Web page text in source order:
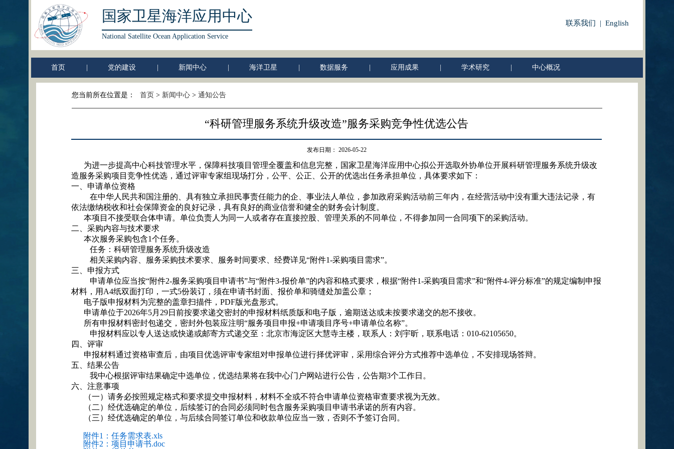
国家卫星海洋应用中心
National Satellite Ocean Application Service
联系我们 | English
首页 党的建设 新闻中心 海洋卫星 数据服务 应用成果 学术研究 中心概况
您当前所在位置是： 首页 > 新闻中心> 通知公告
“科研管理服务系统升级改造”服务采购竞争性优选公告
发布日期： 2026-05-22
为进一步提高中心科技管理水平，保障科技项目管理全覆盖和信息完整，国家卫星海洋应用中心拟公开选取外协单位开展科研管理服务系统升级改
造服务采购项目竞争性优选，通过评审专家组现场打分，公平、公正、公开的优选出任务承担单位，具体要求如下：
一、申请单位资格
在中华人民共和国注册的、具有独立承担民事责任能力的企、事业法人单位，参加政府采购活动前三年内，在经营活动中没有重大违法记录，有
依法缴纳税收和社会保障资金的良好记录，具有良好的商业信誉和健全的财务会计制度。
本项目不接受联合体申请。单位负责人为同一人或者存在直接控股、管理关系的不同单位，不得参加同一合同项下的采购活动。
二、采购内容与技术要求
本次服务采购包含1个任务。
任务：科研管理服务系统升级改造
相关采购内容、服务采购技术要求、服务时间要求、经费详见“附件1-采购项目需求”。
三、申报方式
申请单位应当按“附件2-服务采购项目申请书”与“附件3-报价单”的内容和格式要求，根据“附件1-采购项目需求”和“附件4-评分标准”的规定编制申报
材料，用 A4纸双面打印，一式5份装订，须在申请书封面、报价单和骑缝处加盖公章；
电子版申报材料为完整的盖章扫描件， PDF版光盘形式。
申请单位于2026年5月 29日前按要求递交密封的申报材料纸质版和电子版，逾期送达或未按要求递交的恕不接收。
所有申报材料密封包递交，密封外包装应注明“服务项目申报+申请项目序号+申请单位名称”。
申报材料应以专人送达或快递或邮寄方式递交至：北京市海淀区大慧寺主楼，联系人：刘宇昕，联系电话： 010-62105650。
四、评审
申报材料通过资格审查后，由项目优选评审专家组对申报单位进行择优评审，采用综合评分方式推荐中选单位，不安排现场答辩。
五、结果公告
我中心根据评审结果确定中选单位，优选结果将在我中心门户网站进行公告，公告期3个工作日。
六、注意事项
（一）请务必按照规定格式和要求提交申报材料，材料不全或不符合申请单位资格审查要求视为无效。
（二）经优选确定的单位，后续签订的合同必须同时包含服务采购项目申请书承诺的所有内容。
（三）经优选确定的单位，与后续合同签订单位和收款单位应当一致，否则不予签订合同。
附件1：任务需求表.xls
附件2：项目申请书.doc